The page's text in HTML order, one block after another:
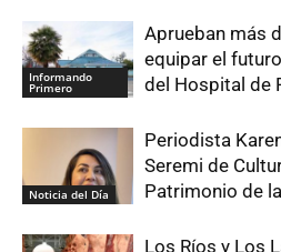
Informando
Primero
Aprueban más
equipar el
del Hospital de
Noticia del Día
Periodista
Seremi de
Patrimonio de
Los Ríos y Los